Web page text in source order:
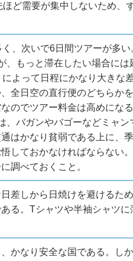
ど需要が集中しないため、
、次いで6日間ツアーが多
もっと滞在したい場合には
よって日程にかなり大きな
全日空の直行便のどちらか
のでツアー料金は高めにな
バガンやバゴーなどミャン
はかなり貧弱である上に、
しておかなければならない
調べておくこと。
差しから日焼けを避けるた
る。Tシャツや半袖シャツ
かなり安全な国である。し